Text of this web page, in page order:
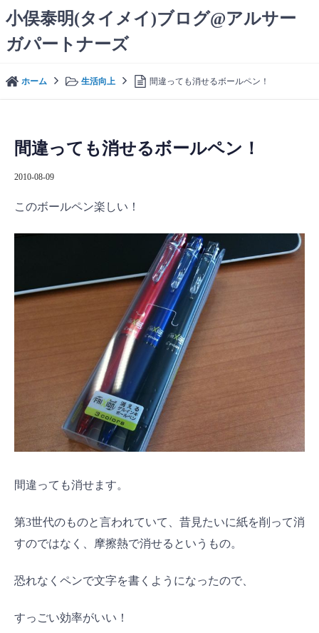
ン
テ
ツ
小俣泰明(タイメイ)ブログ@アルサー
ガパートナーズ
ホーム 生活向上 間違っても消せるボールペン！
間違っても消せるボールペン！
2010-08-09
このボールペン楽しい！
間違っても消せます。
第3世代のものと言われていて、昔見たいに紙を削って消
すのではなく、摩擦熱で消せるというもの。
恐れなくペンで文字を書くようになったので、
すっごい効率がいい！